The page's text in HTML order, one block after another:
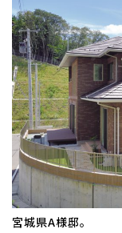
宮城県A様邸。